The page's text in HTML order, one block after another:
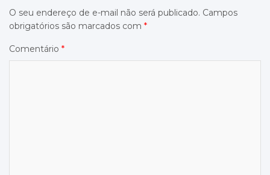
O seu endereço de e-mail não será publicado. Campos
obrigatórios são marcados com *
Comentário *